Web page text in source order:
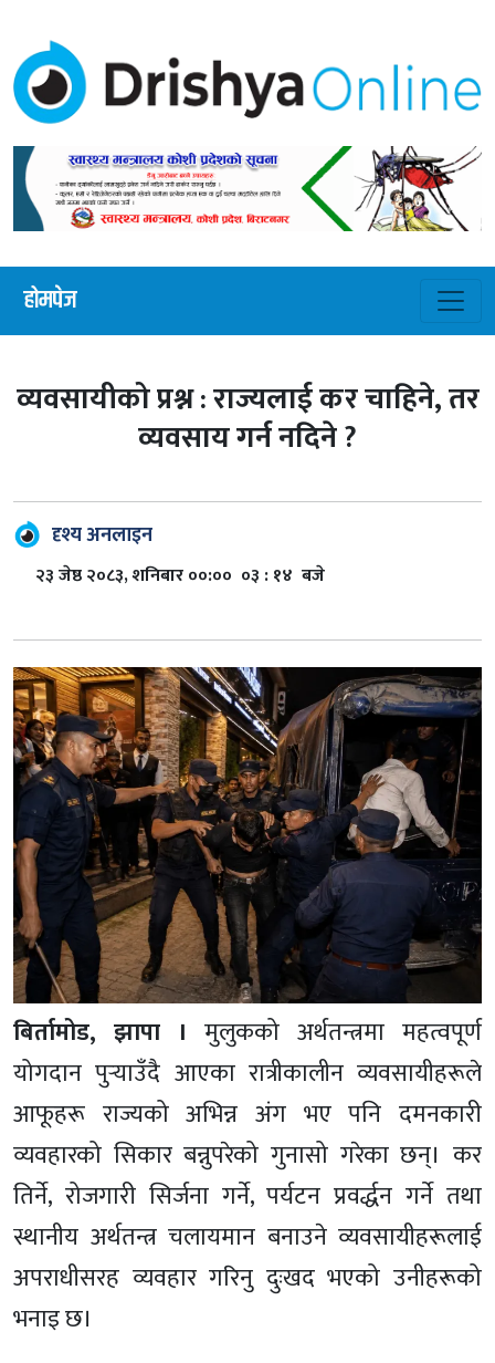
होमपेज
व्यवसायीको प्रश्न : राज्यलाई कर चाहिने, तर
व्यवसाय गर्न नदिने ?
दृश्य अनलाइन
२३ जेष्ठ २०८३, शनिबार ००:०० ०३ : १४ बजे
बिर्तामोड, झापा । मुलुकको अर्थतन्त्रमा महत्वपूर्ण
योगदान पुर्‍याउँदै आएका रात्रीकालीन व्यवसायीहरूले
आफूहरू राज्यको अभिन्न अंग भए पनि दमनकारी
व्यवहारको सिकार बन्नुपरेको गुनासो गरेका छन्। कर
तिर्ने, रोजगारी सिर्जना गर्ने, पर्यटन प्रवर्द्धन गर्ने तथा
स्थानीय अर्थतन्त्र चलायमान बनाउने व्यवसायीहरूलाई
अपराधीसरह व्यवहार गरिनु दुःखद भएको उनीहरूको
भनाइ छ।